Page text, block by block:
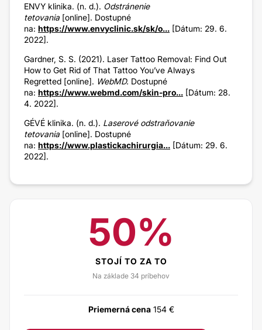
ENVY klinika. (n. d.). Odstránenie
tetovania [online]. Dostupné
na: https://www.envyclinic.sk/sk/o... [Dátum: 29. 6.
2022].
Gardner, S. S. (2021). Laser Tattoo Removal: Find Out
How to Get Rid of That Tattoo You’ve Always
Regretted [online]. WebMD. Dostupné
na: https://www.webmd.com/skin-pro... [Dátum: 28.
4. 2022].
GÉVÉ klinika. (n. d.). Laserové odstraňovanie
tetovania [online]. Dostupné
na: https://www.plastickachirurgia... [Dátum: 29. 6.
2022].
50%
STOJÍ TO ZA TO
Na základe 34 príbehov
Priemerná cena154 €